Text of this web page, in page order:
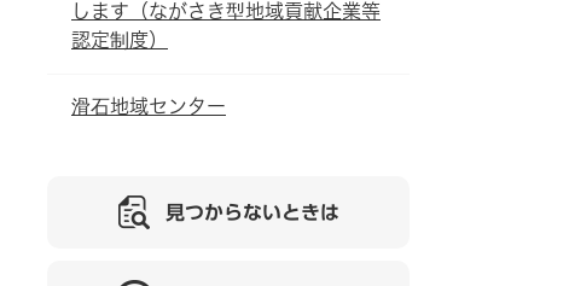
します（ながさき型地域貢献企業等
認定制度）
滑石地域センター
見つからないときは